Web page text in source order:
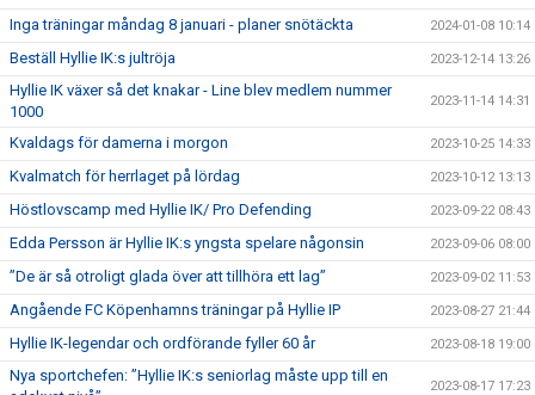
Inga träningar måndag 8 januari - planer snötäckta 2024-01-08 10:14
Beställ Hyllie IK:s jultröja 2023-12-14 13:26
Hyllie IK växer så det knakar - Line blev medlem nummer
1000
2023-11-14 14:31
Kvaldags för damerna i morgon 2023-10-25 14:33
Kvalmatch för herrlaget på lördag 2023-10-12 13:13
Höstlovscamp med Hyllie IK/ Pro Defending 2023-09-22 08:43
Edda Persson är Hyllie IK:s yngsta spelare någonsin 2023-09-06 08:00
”De är så otroligt glada över att tillhöra ett lag” 2023-09-02 11:53
Angående FC Köpenhamns träningar på Hyllie IP 2023-08-27 21:44
Hyllie IK-legendar och ordförande fyller 60 år 2023-08-18 19:00
Nya sportchefen: ”Hyllie IK:s seniorlag måste upp till en
2023-08-17 17:23